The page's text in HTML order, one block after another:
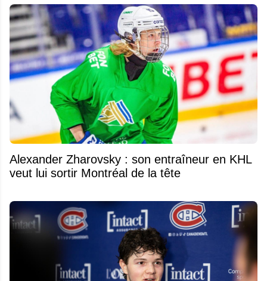
Alexander Zharovsky : son entraîneur en KHL
veut lui sortir Montréal de la tête